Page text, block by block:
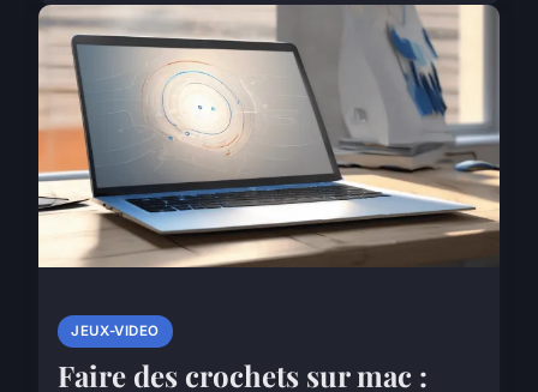
JEUX-VIDEO
Faire des crochets sur mac :